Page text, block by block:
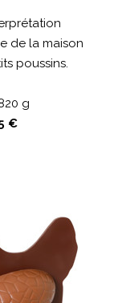
de la maison
poussins.
g
€